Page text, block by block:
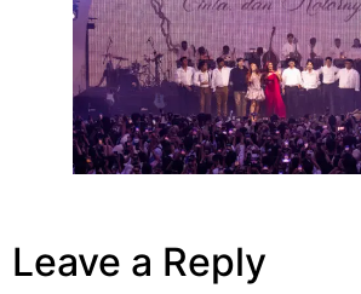
Leave a Reply